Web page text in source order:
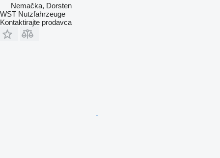
Nemačka, Dorsten
WST Nutzfahrzeuge
Kontaktirajte prodavca